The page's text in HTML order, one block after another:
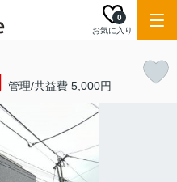
お気に入り
0
管理/共益費 5,000円